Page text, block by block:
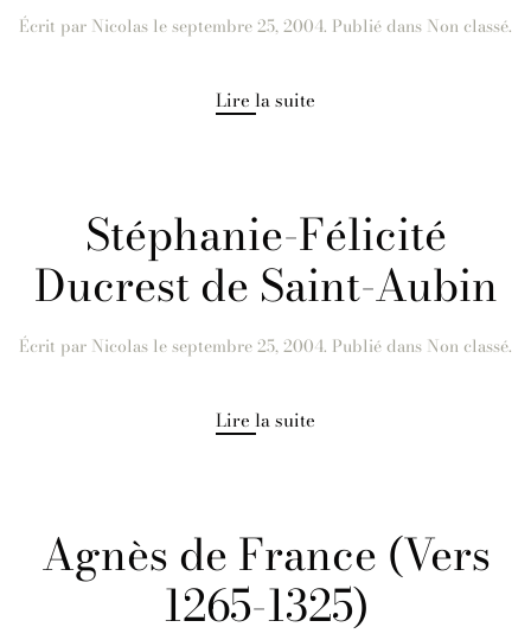
Écrit par Nicolas leseptembre 25, 2004. Publié dans Non classé.
Lire la suite
Stéphanie-Félicité
Ducrest de Saint-Aubin
Écrit par Nicolas leseptembre 25, 2004. Publié dans Non classé.
Lire la suite
Agnès de France (Vers
1265-1325)